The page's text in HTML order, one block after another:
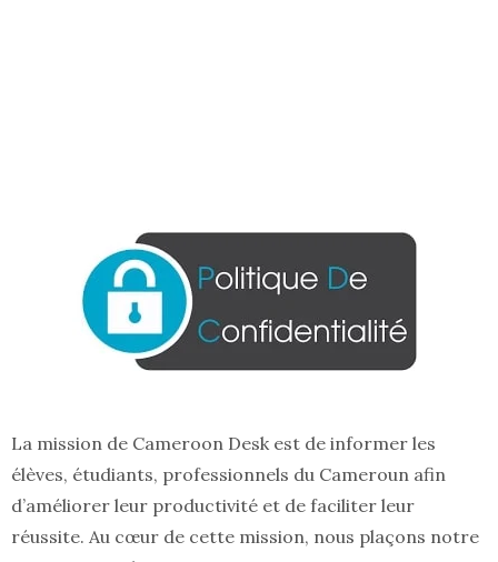
La mission de Cameroon Desk est de informer les
élèves, étudiants, professionnels du Cameroun afin
d’améliorer leur productivité et de faciliter leur
réussite. Au cœur de cette mission, nous plaçons notre